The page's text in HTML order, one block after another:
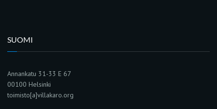
SUOMI
Annankatu 31-33 E 67
00100 Helsinki
toimisto[a]villakaro.org